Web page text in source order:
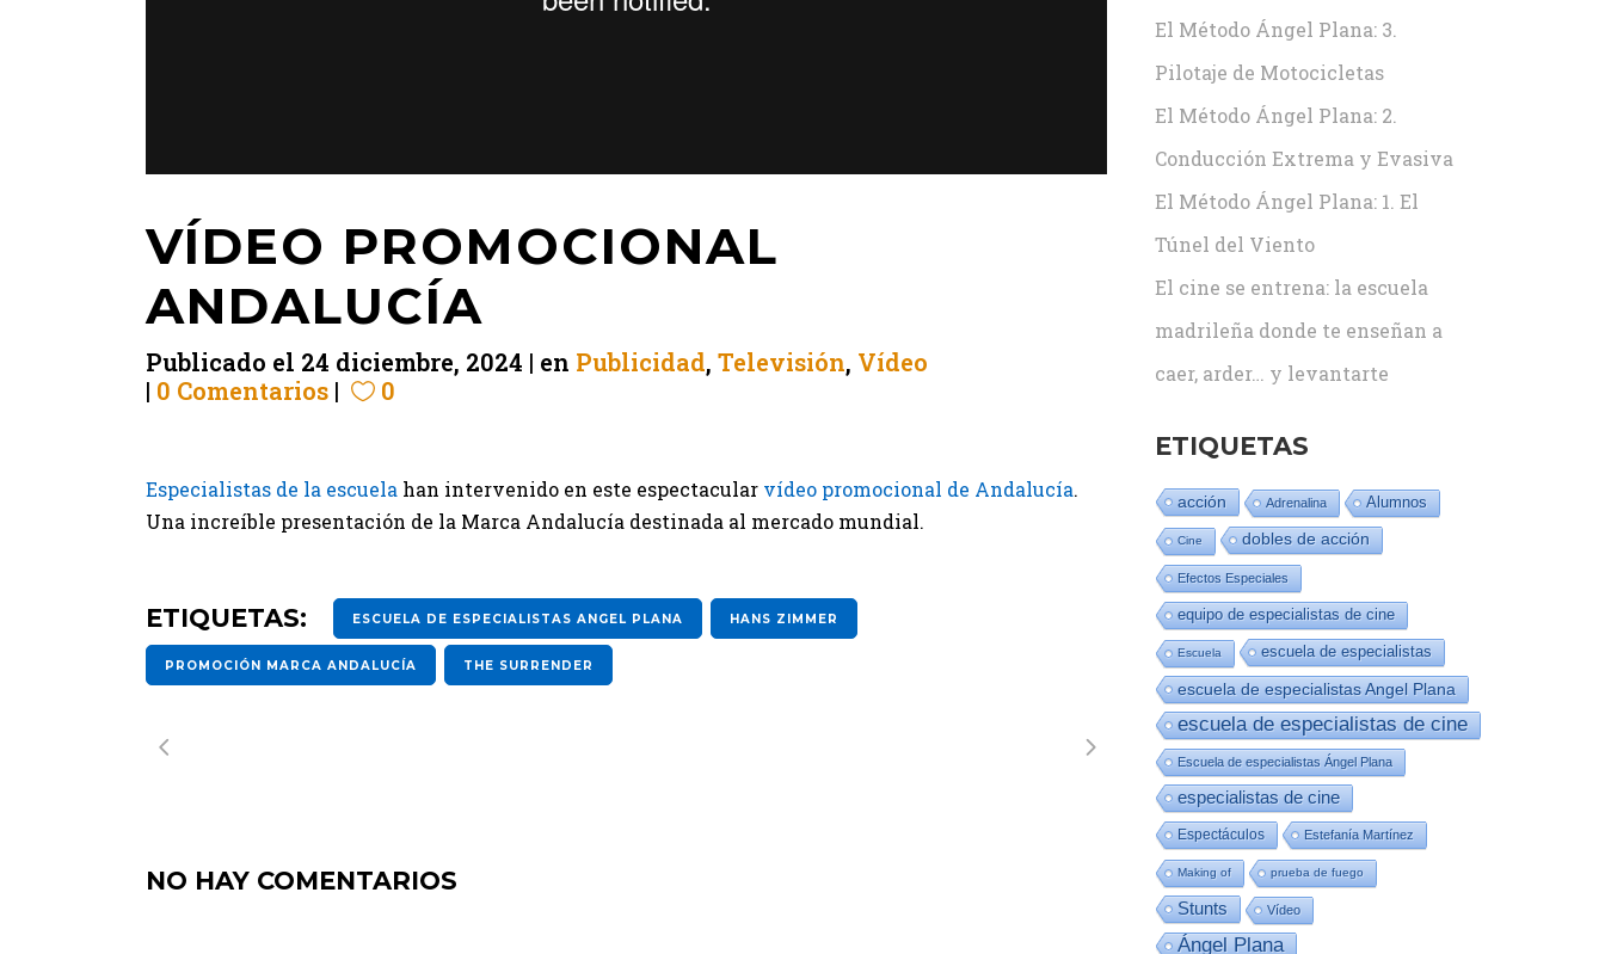
VÍDEO PROMOCIONAL
ANDALUCÍA
Publicado el 24 diciembre, 2024 en Publicidad, Televisión, Vídeo
0 Comentarios
0
Especialistas de la escuela han intervenido en este espectacular vídeo promocional de Andalucía.
Una increíble presentación de la Marca Andalucía destinada al mercado mundial.
ETIQUETAS: ESCUELA DE ESPECIALISTAS ANGEL PLANA HANS ZIMMER
PROMOCIÓN MARCA ANDALUCÍA THE SURRENDER
NO HAY COMENTARIOS
El Método Ángel Plana: 3.
Pilotaje de Motocicletas
El Método Ángel Plana: 2.
Conducción Extrema y Evasiva
El Método Ángel Plana: 1. El
Túnel del Viento
El cine se entrena: la escuela
madrileña donde te enseñan a
caer, arder… y levantarte
ETIQUETAS
acción Adrenalina Alumnos
Cine dobles de acción
Efectos Especiales
equipo de especialistas de cine
Escuela escuela de especialistas
escuela de especialistas Angel Plana
escuela de especialistas de cine
Escuela de especialistas Ángel Plana
especialistas de cine
Espectáculos Estefanía Martínez
Making of prueba de fuego
Stunts Vídeo
Ángel Plana